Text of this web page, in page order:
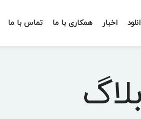
اخبار همکاری با ما تماس با ما